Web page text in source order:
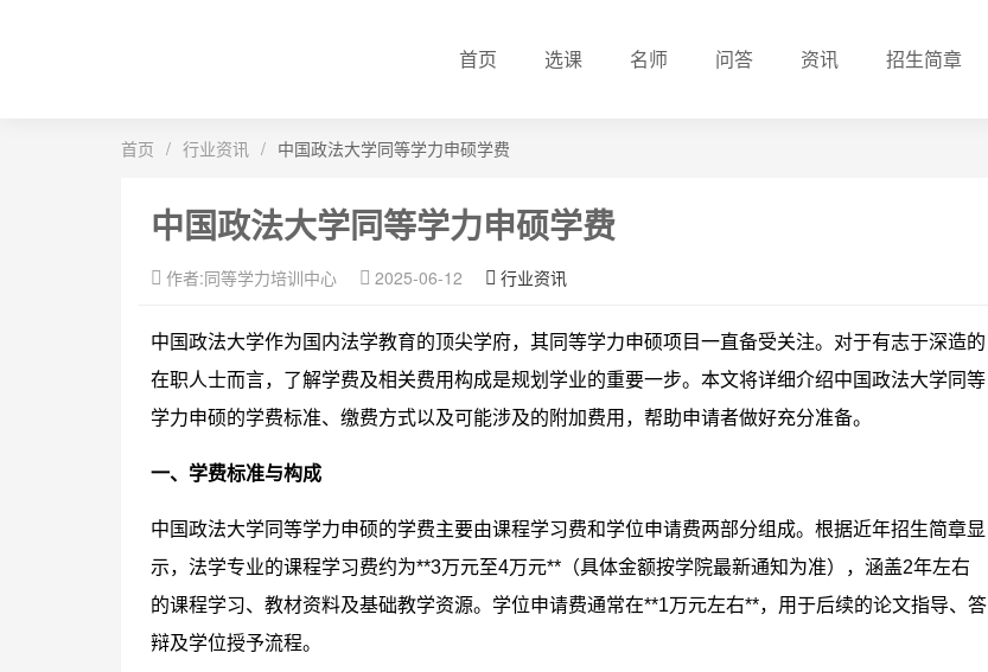
首页 选课 名师 问答 资讯 招生简章
首页 / 行业资讯 / 中国政法大学同等学力申硕学费
中国政法大学同等学力申硕学费
作者:同等学力培训中心 2025-06-12 行业资讯
中国政法大学作为国内法学教育的顶尖学府，其同等学力申硕项目一直备受关注。对于有志于深造的
在职人士而言，了解学费及相关费用构成是规划学业的重要一步。本文将详细介绍中国政法大学同等
学力申硕的学费标准、缴费方式以及可能涉及的附加费用，帮助申请者做好充分准备。
一、学费标准与构成
中国政法大学同等学力申硕的学费主要由课程学习费和学位申请费两部分组成。根据近年招生简章显
示，法学专业的课程学习费约为**3万元至4万元**（具体金额按学院最新通知为准），涵盖2年左右
的课程学习、教材资料及基础教学资源。学位申请费通常在**1万元左右**，用于后续的论文指导、答
辩及学位授予流程。